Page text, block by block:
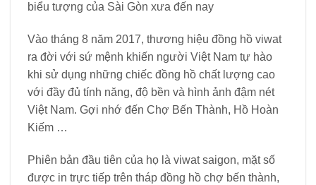
biểu tượng của Sài Gòn xưa đến nay
Vào tháng 8 năm 2017, thương hiệu đồng hồ viwat
ra đời với sứ mệnh khiến người Việt Nam tự hào
khi sử dụng những chiếc đồng hồ chất lượng cao
với đầy đủ tính năng, độ bền và hình ảnh đậm nét
Việt Nam. Gợi nhớ đến Chợ Bến Thành, Hồ Hoàn
Kiếm …
Phiên bản đầu tiên của họ là viwat saigon, mặt số
được in trực tiếp trên tháp đồng hồ chợ bến thành,